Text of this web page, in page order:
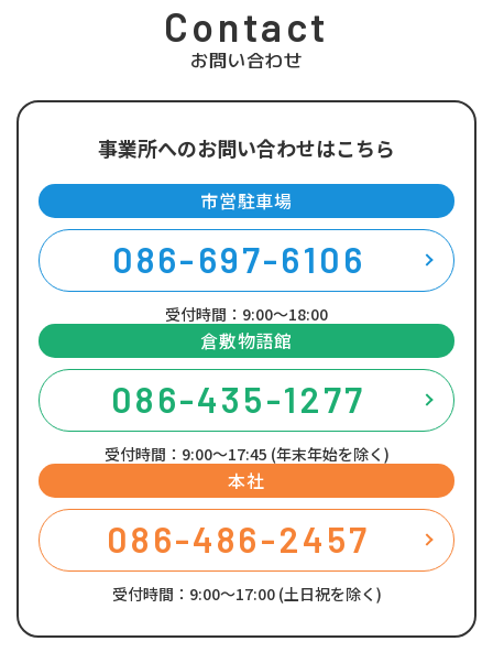
Contact
お問い合わせ
事業所へのお問い合わせはこちら
市営駐車場
086-697-6106
受付時間：9:00～18:00
倉敷物語館
086-435-1277
受付時間：9:00～17:45 (年末年始を除く)
本社
086-486-2457
受付時間：9:00～17:00 (土日祝を除く)